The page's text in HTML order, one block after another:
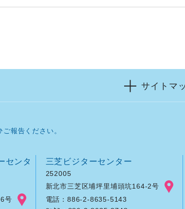
サイトマ
報告ください。
センタ
号
三芝ビジターセンター
252005
新北市三芝区埔坪里埔頭坑164-2号
電話：886-2-8635-5143